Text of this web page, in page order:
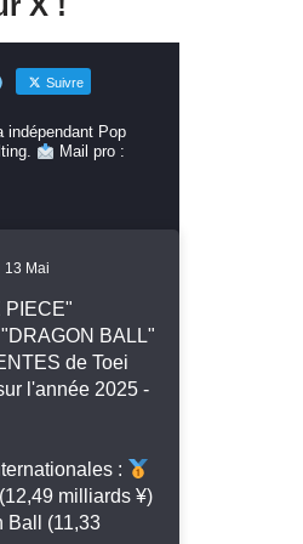
Suivre
indépendant Pop
Mail pro :
13 Mai
PIECE"
BALL"
de Toei
l'année 2025 -
:
milliards ¥)
Ball (11,33